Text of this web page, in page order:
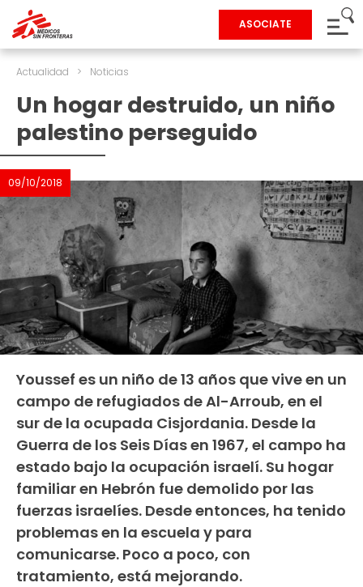
ASOCIATE
Actualidad > Noticias
Un hogar destruido, un niño
palestino perseguido
09/10/2018
Youssef es un niño de 13 años que vive en un
campo de refugiados de Al-Arroub, en el
sur de la ocupada Cisjordania. Desde la
Guerra de los Seis Días en 1967, el campo ha
estado bajo la ocupación israelí. Su hogar
familiar en Hebrón fue demolido por las
fuerzas israelíes. Desde entonces, ha tenido
problemas en la escuela y para
comunicarse. Poco a poco, con
tratamiento, está mejorando.